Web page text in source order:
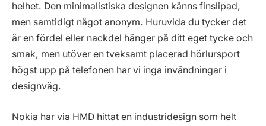
helhet. Den minimalistiska designen känns finslipad,
men samtidigt något anonym. Huruvida du tycker det
är en fördel eller nackdel hänger på ditt eget tycke och
smak, men utöver en tveksamt placerad hörlursport
högst upp på telefonen har vi inga invändningar i
designväg.
Nokia har via HMD hittat en industridesign som helt